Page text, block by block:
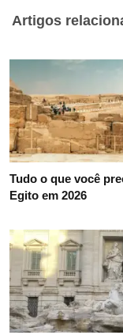
Artigos
Tudo o que você
Egito em 2026